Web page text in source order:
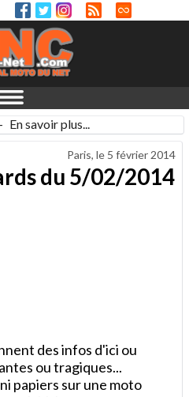
- En savoir plus...
Paris, le 5 février 2014
du 5/02/2014
des infos d'ici ou
ou tragiques...
papiers sur une moto